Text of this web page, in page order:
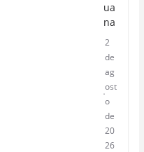
ua
na
2
de
ag
ost
o
de
20
26